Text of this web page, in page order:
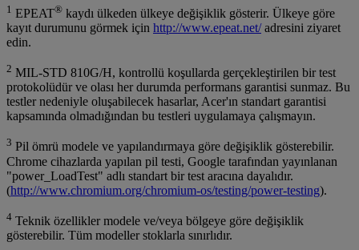
1 EPEAT® kaydı ülkeden ülkeye değişiklik gösterir. Ülkeye göre
kayıt durumunu görmek için http://www.epeat.net/adresini ziyaret
edin.
2 MIL-STD 810G/H, kontrollü koşullarda gerçekleştirilen bir test
protokolüdür ve olası her durumda performans garantisi sunmaz. Bu
testler nedeniyle oluşabilecek hasarlar, Acer'ın standart garantisi
kapsamında olmadığından bu testleri uygulamaya çalışmayın.
3 Pil ömrü modele ve yapılandırmaya göre değişiklik gösterebilir.
Chrome cihazlarda yapılan pil testi, Google tarafından yayınlanan
"power_LoadTest" adlı standart bir test aracına dayalıdır.
(http://www.chromium.org/chromium-os/testing/power-testing).
4 Teknik özellikler modele ve/veya bölgeye göre değişiklik
gösterebilir. Tüm modeller stoklarla sınırlıdır.